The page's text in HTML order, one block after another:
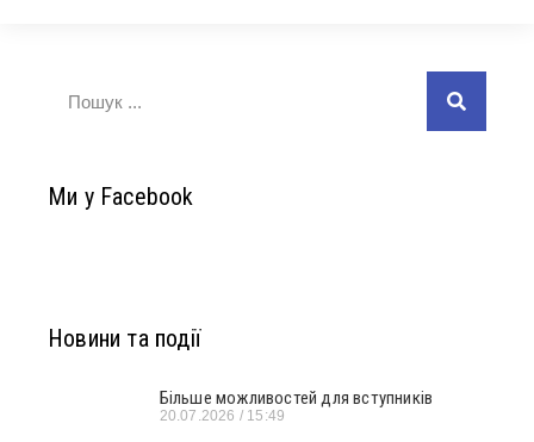
Ми у Facebook
Новини та події
Більше можливостей для вступників
20.07.2026 15:49